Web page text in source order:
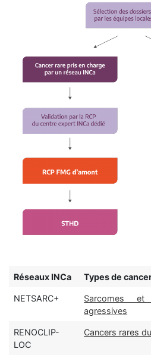
Réseaux INCa Types de
NETSARC+
Sarcomes et
agressives
RENOCLIP-
LOC
Cancers rares